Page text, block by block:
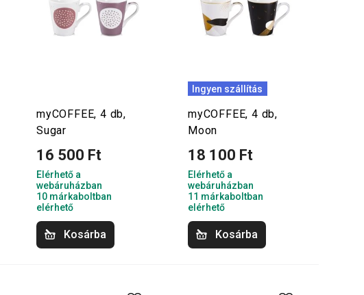
myCOFFEE, 4 db,
Sugar
16 500 Ft
Elérhető a
webáruházban
10 márkaboltban
elérhető
Kosárba
Ingyen szállítás
myCOFFEE, 4 db,
Moon
18 100 Ft
Elérhető a
webáruházban
11 márkaboltban
elérhető
Kosárba